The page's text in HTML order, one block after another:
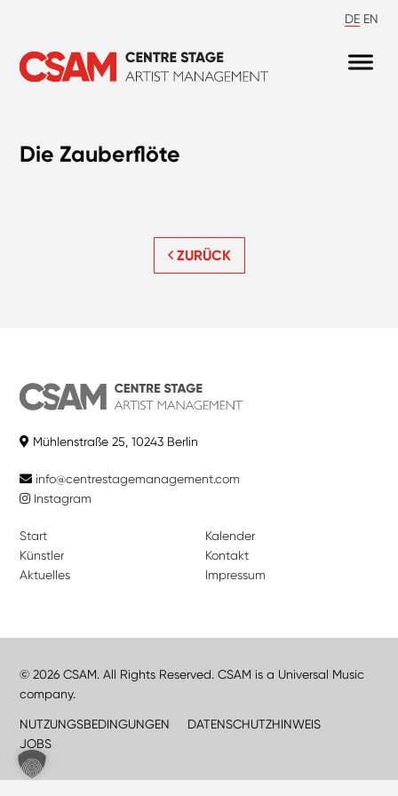
DE EN
Die Zauberflöte
ZURÜCK
Mühlenstraße 25, 10243 Berlin
info@centrestagemanagement.com
Instagram
Start
Künstler
Aktuelles
Kalender
Kontakt
Impressum
© 2026 CSAM. All Rights Reserved. CSAM is a Universal Music
company.
NUTZUNGSBEDINGUNGEN
DATENSCHUTZHINWEIS
JOBS